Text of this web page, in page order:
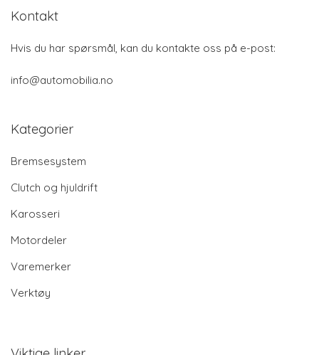
Kontakt
Hvis du har spørsmål, kan du kontakte oss på e-post:
info@automobilia.no
Kategorier
Bremsesystem
Clutch og hjuldrift
Karosseri
Motordeler
Varemerker
Verktøy